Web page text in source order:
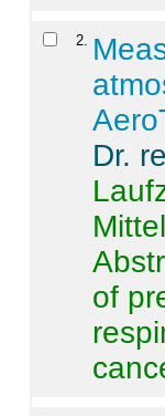
2
Dr.
of